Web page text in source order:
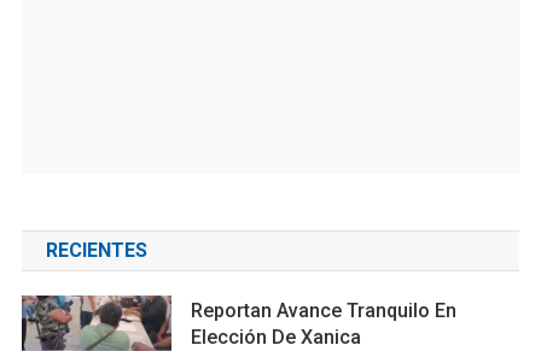
RECIENTES
Reportan Avance Tranquilo En
Elección De Xanica